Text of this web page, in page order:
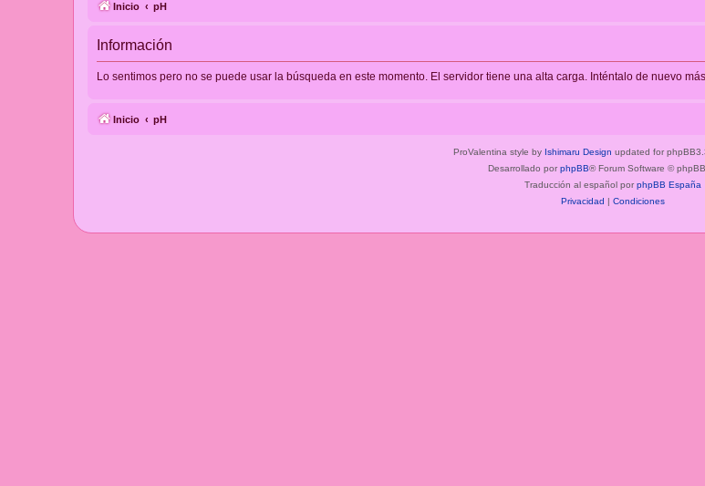
Inicio pH
Información
Lo sentimos pero no se puede usar la búsqueda en este momento. El servidor tiene una alta carga. Inténtalo de nuevo
Inicio pH
ProValentina style by Ishimaru Design updated for
Desarrollado por phpBB® Forum Software ©
Traducción al español por phpBB España
Privacidad | Condiciones